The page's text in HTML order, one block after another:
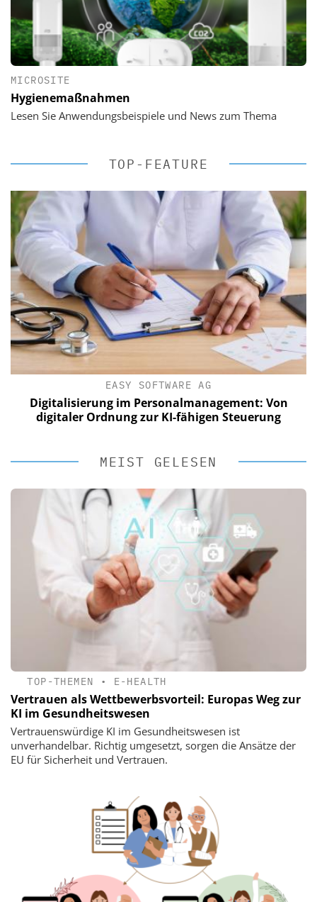
MICROSITE
Hygienemaßnahmen
Lesen Sie Anwendungsbeispiele und News zum Thema
TOP-FEATURE
EASY SOFTWARE AG
Digitalisierung im Personalmanagement: Von
digitaler Ordnung zur KI-fähigen Steuerung
MEIST GELESEN
TOP-THEMEN • E-HEALTH
Vertrauen als Wettbewerbsvorteil: Europas Weg zur
KI im Gesundheitswesen
Vertrauenswürdige KI im Gesundheitswesen ist
unverhandelbar. Richtig umgesetzt, sorgen die Ansätze der
EU für Sicherheit und Vertrauen.